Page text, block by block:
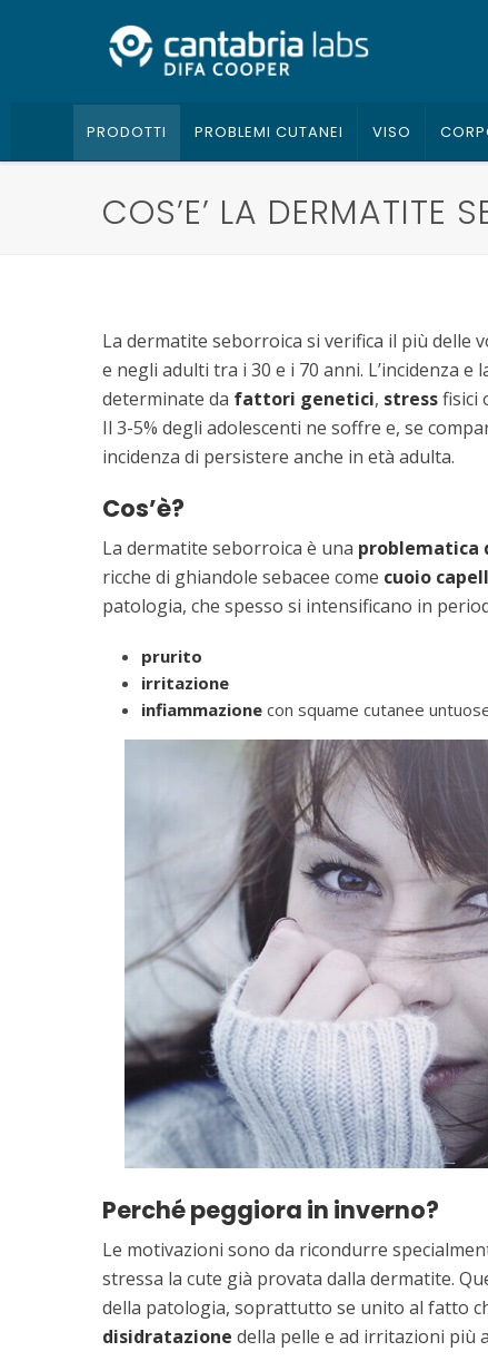
PRODOTTI PROBLEMI CUTANEI VISO
COS’E’ LA DERMATITE
La dermatite seborroica si verifica il più delle
e negli adulti tra i 30 e i 70 anni. L’incidenza
determinate da fattori genetici, stressfisici
Il 3-5% degli adolescenti ne soffre e, se
incidenza di persistere anche in età adulta.
Cos’è?
La dermatite seborroica è una problematica
ricche di ghiandole sebacee come cuoio
patologia, che spesso si intensificano in
prurito
irritazione
infiammazione con squame cutanee
Perché peggiora in inverno?
Le motivazioni sono da ricondurre
stressa la cute già provata dalla dermatite.
della patologia, soprattutto se unito al fatto
disidratazione della pelle e ad irritazioni più